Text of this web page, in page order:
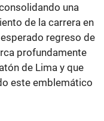
una
de la carrera en
regreso de
profundamente
de Lima y que
este emblemático